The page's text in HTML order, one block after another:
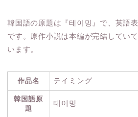
韓国語の原題は『테이밍』で、英語
です。原作小説は本編が完結してい
います。
作品名 テイミング
韓国語原
題
테이밍